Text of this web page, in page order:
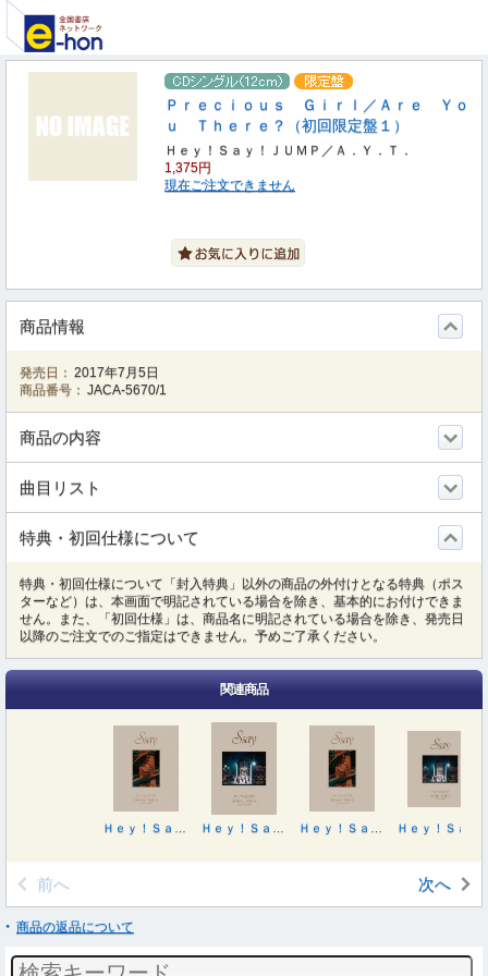
Ｐｒｅｃｉｏｕｓ Ｇｉｒｌ／Ａｒｅ Ｙｏ
ｕ Ｔｈｅｒｅ？（初回限定盤１）
Ｈｅｙ！Ｓａｙ！ＪＵＭＰ／Ａ．Ｙ．Ｔ．
1,375円
現在ご注文できません
商品情報
発売日： 2017年7月5日
商品番号： JACA-5670/1
商品の内容
曲目リスト
特典・初回仕様について
特典・初回仕様について「封入特典」以外の商品の外付けとなる特典（ポス
ターなど）は、本画面で明記されている場合を除き、基本的にお付けできま
せん。また、「初回仕様」は、商品名に明記されている場合を除き、発売日
以降のご注文でのご指定はできません。予めご了承ください。
関連商品
前へ 次へ
商品の返品について